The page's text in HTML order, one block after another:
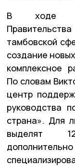
В ходе
тамбовской
создание
комплексное
По словам
центр
руководства
страна». Для
выделят